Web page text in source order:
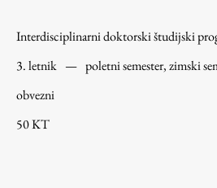
Interdisciplinarni doktorski študijski
3. letnik — poletni semester, zimski
obvezni
50 KT